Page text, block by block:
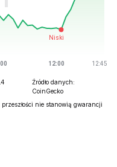
Źródło danych:
CoinGecko
nie stanowią gwarancji